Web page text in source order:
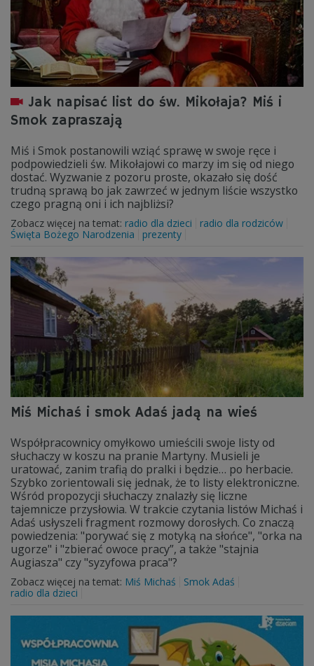
Jak napisać list do św. Mikołaja? Miś i
Smok zapraszają
Miś i Smok postanowili wziąć sprawę w swoje ręce i
podpowiedzieli św. Mikołajowi co marzy im się od niego
dostać. Wyzwanie z pozoru proste, okazało się dość
trudną sprawą bo jak zawrzeć w jednym liście wszystko
czego pragną oni i ich najbliżsi?
Zobacz więcej na temat: radio dla dzieci
radio dla rodziców
Święta Bożego Narodzenia
prezenty
Miś Michaś i smok Adaś jadą na wieś
Współpracownicy omyłkowo umieścili swoje listy od
słuchaczy w koszu na pranie Martyny. Musieli je
uratować, zanim trafią do pralki i będzie… po herbacie.
Szybko zorientowali się jednak, że to listy elektroniczne.
Wśród propozycji słuchaczy znalazły się liczne
tajemnicze przysłowia. W trakcie czytania listów Michaś i
Adaś usłyszeli fragment rozmowy dorosłych. Co znaczą
powiedzenia: "porywać się z motyką na słońce", "orka na
ugorze" i "zbierać owoce pracy”, a także "stajnia
Augiasza" czy "syzyfowa praca"?
Zobacz więcej na temat: Miś Michaś
Smok Adaś
radio dla dzieci